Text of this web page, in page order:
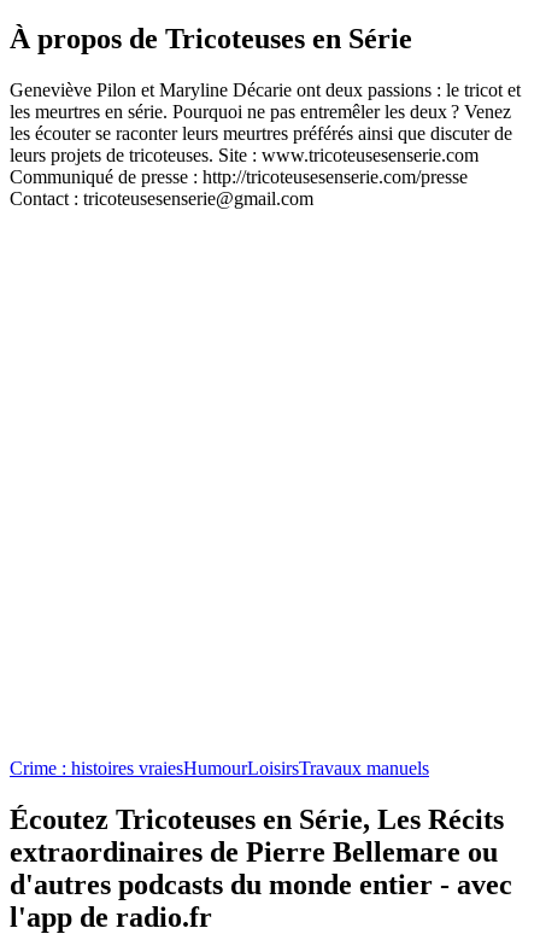
À propos de Tricoteuses en Série
Geneviève Pilon et Maryline Décarie ont deux passions : le tricot et
les meurtres en série. Pourquoi ne pas entremêler les deux ? Venez
les écouter se raconter leurs meurtres préférés ainsi que discuter de
leurs projets de tricoteuses. Site : www.tricoteusesenserie.com
Communiqué de presse : http://tricoteusesenserie.com/presse
Contact : tricoteusesenserie@gmail.com
Crime : histoires vraiesHumourLoisirsTravaux manuels
Écoutez Tricoteuses en Série, Les Récits
extraordinaires de Pierre Bellemare ou
d'autres podcasts du monde entier - avec
l'app de radio.fr